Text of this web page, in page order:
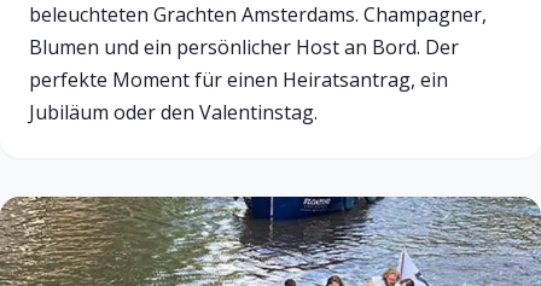
beleuchteten Grachten Amsterdams. Champagner,
Blumen und ein persönlicher Host an Bord. Der
perfekte Moment für einen Heiratsantrag, ein
Jubiläum oder den Valentinstag.